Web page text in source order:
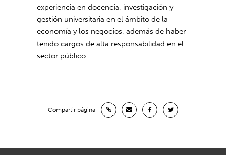
experiencia en docencia, investigación y
gestión universitaria en el ámbito de la
economía y los negocios, además de haber
tenido cargos de alta responsabilidad en el
sector público.
Compartir página